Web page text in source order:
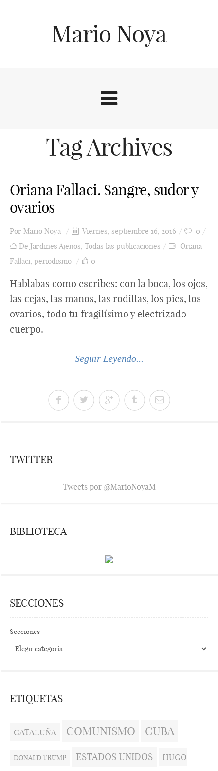
Mario Noya
Tag Archives
Oriana Fallaci. Sangre, sudor y
ovarios
Por Mario Noya Viernes, septiembre 16, 2016
0
De Jardines Ajenos, Todas las publicaciones
Oriana
Fallaci, periodismo 0
Hablabas como escribes: con la boca, los ojos,
las cejas, las manos, las rodillas, los pies, los
ovarios, todo tu fragilísimo y electrizado
cuerpo.
Seguir Leyendo...
TWITTER
Tweets por @MarioNoyaM
BIBLIOTECA
SECCIONES
Secciones
ETIQUETAS
CATALUÑA COMUNISMO CUBA
DONALD TRUMP ESTADOS UNIDOS HUGO